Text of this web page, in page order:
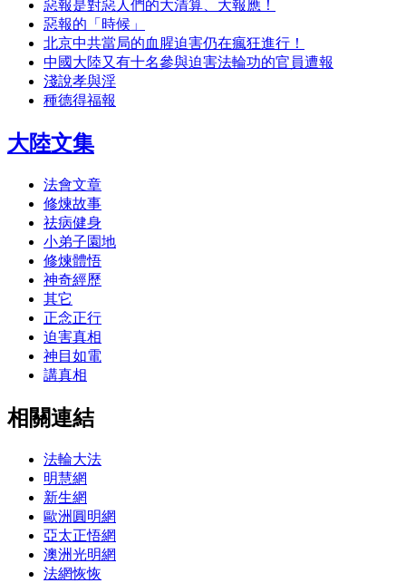
惡報是對惡人們的大清算、大報應！
惡報的「時候」
北京中共當局的血腥迫害仍在瘋狂進行！
中國大陸又有十名參與迫害法輪功的官員遭報
淺說孝與淫
種德得福報
大陸文集
法會文章
修煉故事
祛病健身
小弟子園地
修煉體悟
神奇經歷
其它
正念正行
迫害真相
神目如電
講真相
相關連結
法輪大法
明慧網
新生網
歐洲圓明網
亞太正悟網
澳洲光明網
法網恢恢